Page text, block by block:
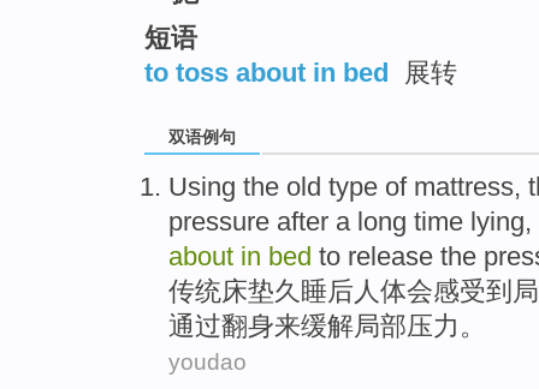
短语
to toss about in bed
展转
双语例句
Using the old type of mattress,
pressure after a long time
about in bed to release the
传统床垫久睡后人体会感受到
通过翻身来缓解局部压力 。
youdao